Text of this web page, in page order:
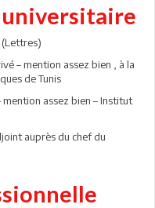
universitaire
(Lettres)
– mention assez bien , à la
de Tunis
mention assez bien – Institut
auprès du chef du